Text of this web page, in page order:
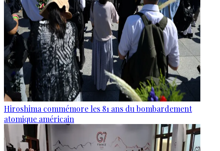
Hiroshima commémore les 81 ans du bombardement
atomique américain